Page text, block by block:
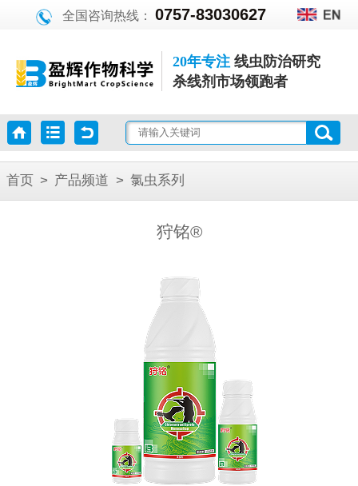
全国咨询热线：0757-83030627
20年专注线虫防治研究
杀线剂市场领跑者
首页 > 产品频道 > 氯虫系列
狩铭®